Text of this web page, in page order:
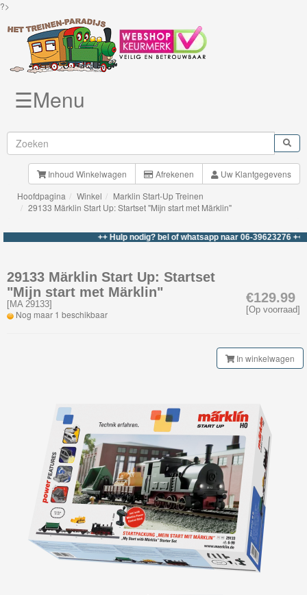
?>
Brio
Treinen
BigJigs
&
Märklin
My
Start-
Treinen
Nieuwe
artikelen
2023
Nieuwe
☰Menu
Inhoud Winkelwagen Afrekenen
Uw Klantgegevens
Hoofdpagina
Winkel
Marklin Start-Up Treinen
29133 Märklin Start Up: Startset "Mijn start met Märklin"
++ Hulp nodig? bel of whatsapp naar 06-39623276 +++
€129.99
[Op voorraad]
29133 Märklin Start Up: Startset
"Mijn start met Märklin"
[MA 29133]
Nog maar 1 beschikbaar
In winkelwagen